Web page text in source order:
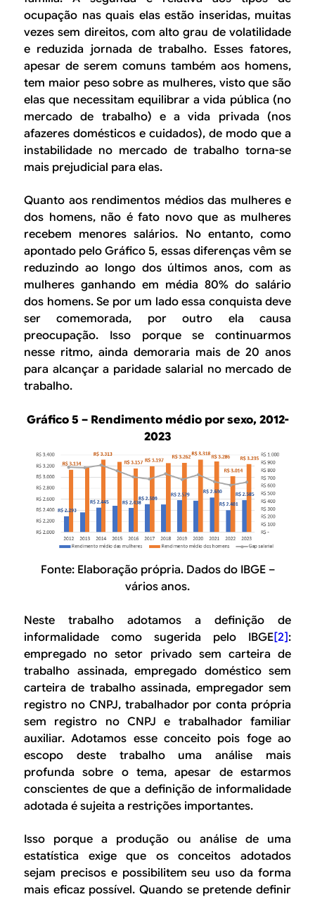
ocupação nas quais elas estão inseridas, muitas
vezes sem direitos, com alto grau de volatilidade
e reduzida jornada de trabalho. Esses fatores,
apesar de serem comuns também aos homens,
tem maior peso sobre as mulheres, visto que são
elas que necessitam equilibrar a vida pública (no
mercado de trabalho) e a vida privada (nos
afazeres domésticos e cuidados), de modo que a
instabilidade no mercado de trabalho torna-se
mais prejudicial para elas.
Quanto aos rendimentos médios das mulheres e
dos homens, não é fato novo que as mulheres
recebem menores salários. No entanto, como
apontado pelo Gráfico 5, essas diferenças vêm se
reduzindo ao longo dos últimos anos, com as
mulheres ganhando em média 80% do salário
dos homens. Se por um lado essa conquista deve
ser comemorada, por outro ela causa
preocupação. Isso porque se continuarmos
nesse ritmo, ainda demoraria mais de 20 anos
para alcançar a paridade salarial no mercado de
trabalho.
Gráfico 5 – Rendimento médio por sexo, 2012-
2023
Fonte: Elaboração própria. Dados do IBGE –
vários anos.
Neste trabalho adotamos a definição de
informalidade como sugerida pelo IBGE[2]:
empregado no setor privado sem carteira de
trabalho assinada, empregado doméstico sem
carteira de trabalho assinada, empregador sem
registro no CNPJ, trabalhador por conta própria
sem registro no CNPJ e trabalhador familiar
auxiliar. Adotamos esse conceito pois foge ao
escopo deste trabalho uma análise mais
profunda sobre o tema, apesar de estarmos
conscientes de que a definição de informalidade
adotada é sujeita a restrições importantes.
Isso porque a produção ou análise de uma
estatística exige que os conceitos adotados
sejam precisos e possibilitem seu uso da forma
mais eficaz possível. Quando se pretende definir